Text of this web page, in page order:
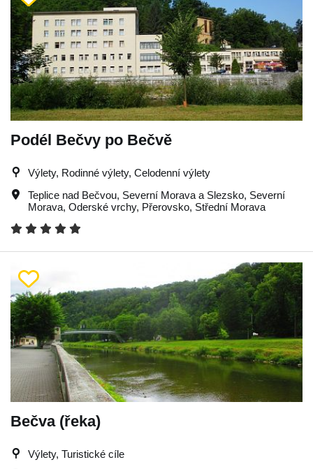
Podél Bečvy po Bečvě
Výlety, Rodinné výlety, Celodenní výlety
Teplice nad Bečvou, Severní Morava a Slezsko, Severní
Morava, Oderské vrchy, Přerovsko, Střední Morava
Bečva (řeka)
Výlety, Turistické cíle